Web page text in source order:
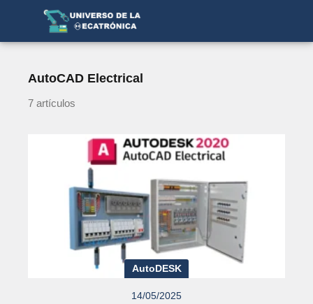
AutoCAD Electrical
7 artículos
AutoDESK
14/05/2025